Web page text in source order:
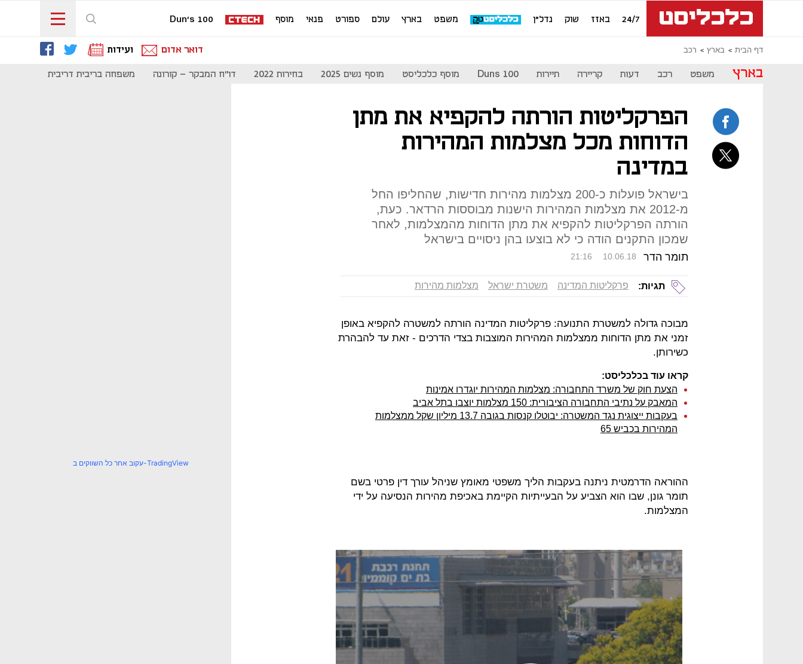
24/7 באזז שוק נדל"ן משפט בארץ עולם ספורט פנאי מוסף Dun's 100
דף הבית בארץ רכב דואר אדום ועידות
בארץ משפט רכב דעות קריירה תיירות Duns 100 מוסף כלכליסט מוסף נשים 2025 בחירות 2022 דו"ח המבקר - קורונה משפחה בריבית דריבית
הפרקליטות הורתה להקפיא את מתן
הדוחות מכל מצלמות המהירות
במדינה
בישראל פועלות כ-200 מצלמות מהירות חדישות, שהחליפו החל
מ-2012 את מצלמות המהירות הישנות מבוססות הרדאר. כעת,
הורתה הפרקליטות להקפיא את מתן הדוחות מהמצלמות, לאחר
שמכון התקנים הודה כי לא בוצעו בהן ניסויים בישראל
תומר הדר 21:16 10.06.18
תגיות: פרקליטות המדינה משטרת ישראל מצלמות מהירות
מבוכה גדולה למשטרת התנועה: פרקליטות המדינה הורתה למשטרה להקפיא באופן
זמני את מתן הדוחות ממצלמות המהירות המוצבות בצדי הדרכים - זאת עד להבהרת
כשירותן.
קראו עוד בכלכליסט:
הצעת חוק של משרד התחבורה: מצלמות המהירות יוגדרו אמינות
המאבק על נתיבי התחבורה הציבורית: 150 מצלמות יוצבו בתל אביב
בעקבות ייצוגית נגד המשטרה: יבוטלו קנסות בגובה 13.7 מיליון שקל ממצלמות
המהירות בכביש 65
ההוראה הדרמטית ניתנה בעקבות הליך משפטי מאומץ שניהל עורך דין פרטי בשם
תומר גונן, שבו הוא הצביע על הבעייתיות הקיימת באכיפת מהירות הנסיעה על ידי
המצלמות.
עקוב אחר כל השווקים ב-TradingView